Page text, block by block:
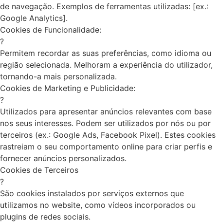
de navegação. Exemplos de ferramentas utilizadas: [ex.:
Google Analytics].
Cookies de Funcionalidade:
?
Permitem recordar as suas preferências, como idioma ou
região selecionada. Melhoram a experiência do utilizador,
tornando-a mais personalizada.
Cookies de Marketing e Publicidade:
?
Utilizados para apresentar anúncios relevantes com base
nos seus interesses. Podem ser utilizados por nós ou por
terceiros (ex.: Google Ads, Facebook Pixel). Estes cookies
rastreiam o seu comportamento online para criar perfis e
fornecer anúncios personalizados.
Cookies de Terceiros
?
São cookies instalados por serviços externos que
utilizamos no website, como vídeos incorporados ou
plugins de redes sociais.